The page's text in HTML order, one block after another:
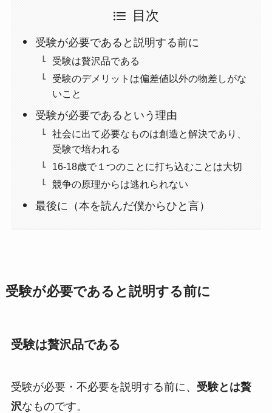
目次
受験が必要であると説明する前に
受験は贅沢品である
受験のデメリットは偏差値以外の物差しがな
いこと
受験が必要であるという理由
社会に出て必要なものは創造と解決であり、
受験で培われる
16-18歳で１つのことに打ち込むことは大切
競争の原理からは逃れられない
最後に（本を読んだ僕からひと言）
受験が必要であると説明する前に
受験は贅沢品である
受験が必要・不必要を説明する前に、 受験とは贅
沢なものです。